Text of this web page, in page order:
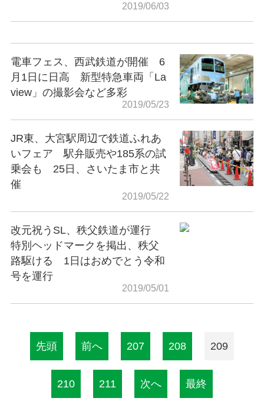
2019/06/03
電車フェス、西武鉄道が開催 6
月1日に日高 新型特急車両「La
view」の撮影会など多彩
2019/05/23
JR東、大宮駅周辺で鉄道ふれあ
いフェア 駅弁販売や185系の試
乗会も 25日、さいたま市と共
催
2019/05/22
改元祝うSL、秩父鉄道が運行
特別ヘッドマークを掲出、秩父
路駆ける 1日はおめでとう令和
号を運行
2019/05/01
先頭 前へ 207 208 209
210 211 次へ 最終